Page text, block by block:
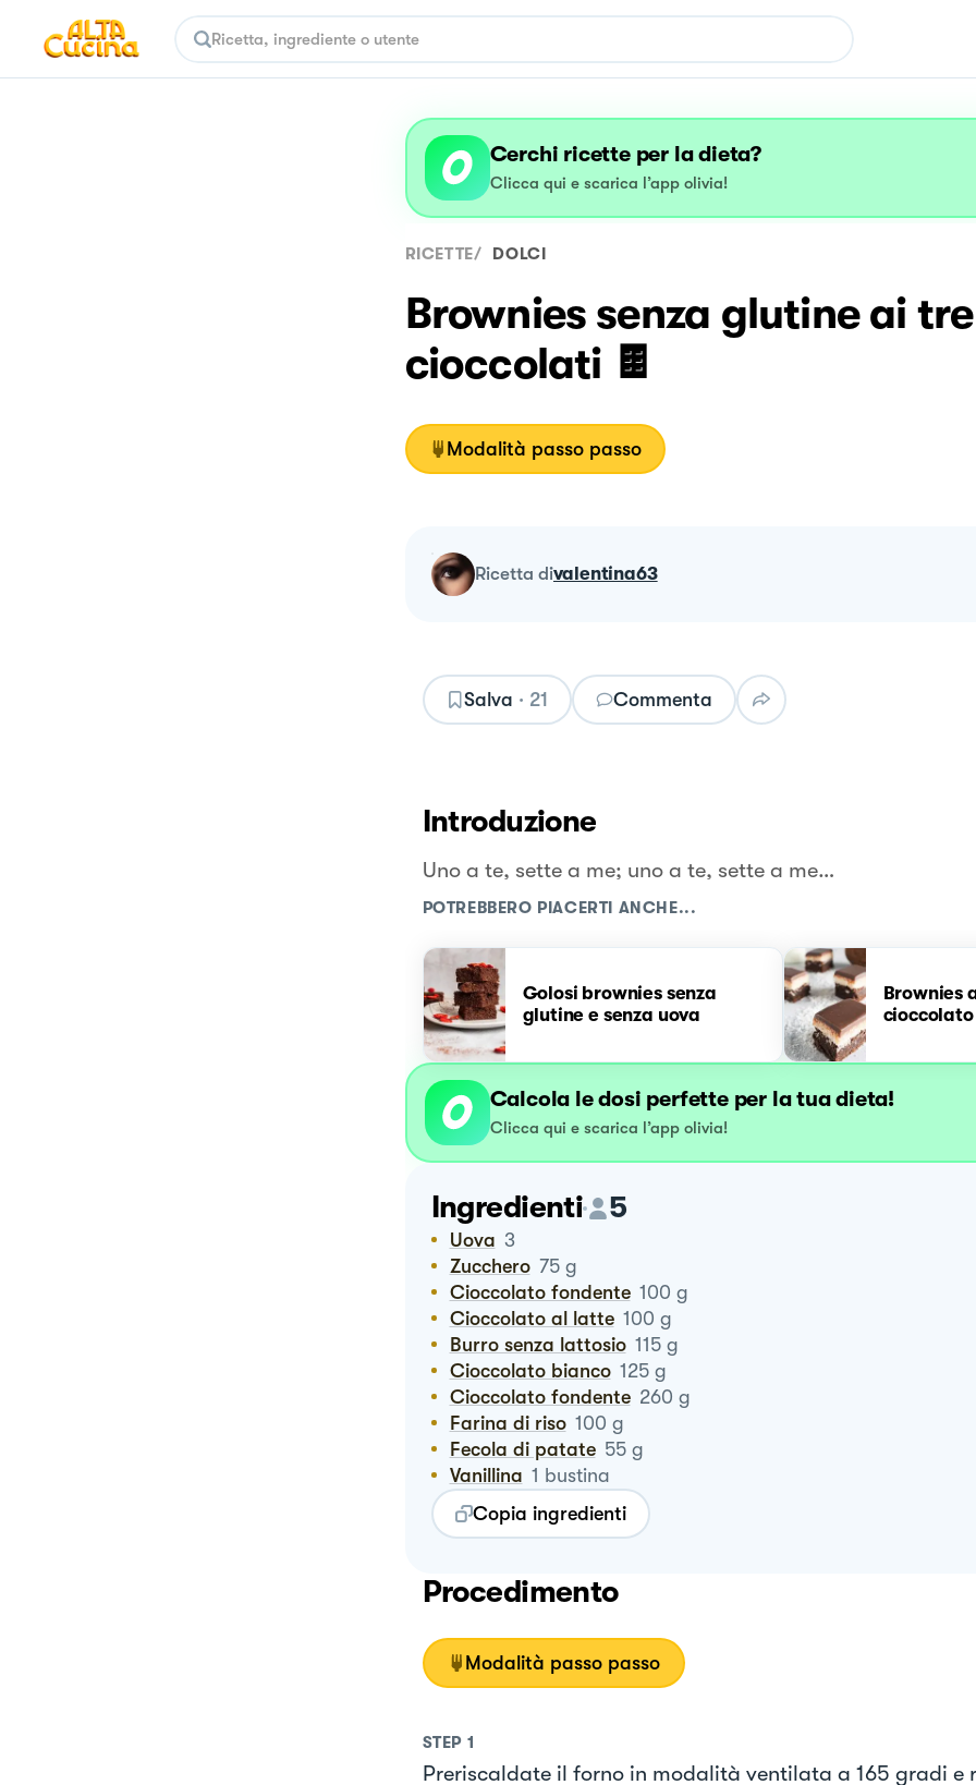
Cerchi ricette per la dieta?
Clicca qui e scarica l’app olivia!
RICETTE/ DOLCI
Brownies senza glutine ai tre
cioccolati 🍫
Modalità passo passo
ricetta divalentina63
Salva · 21 Commenta
Introduzione
Uno a te, sette a me; uno a te, sette a me…
POTREBBERO PIACERTI ANCHE...
Golosi brownies senza
glutine e senza uova
Brownies
cioccolato
Calcola le dosi perfette per la tua dieta!
Clicca qui e scarica l’app olivia!
Ingredienti 5
Uova 3
Zucchero 75 g
Cioccolato fondente 100 g
Cioccolato al latte 100 g
Burro senza lattosio 115 g
Cioccolato bianco 125 g
Cioccolato fondente 260 g
Farina di riso 100 g
Fecola di patate 55 g
Vanillina 1 bustina
Copia ingredienti
Procedimento
Modalità passo passo
STEP 1
Preriscaldate il forno in modalità ventilata a 165 gradi e